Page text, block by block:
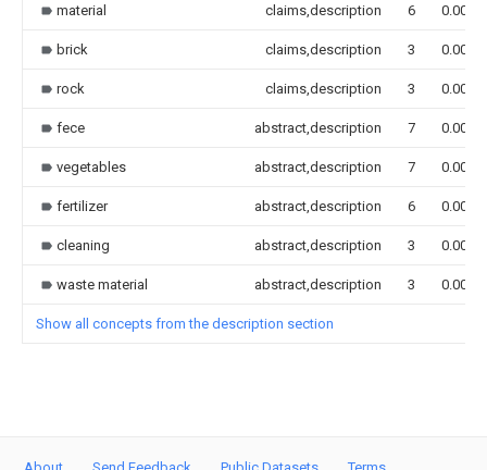
material claims,description 6 0.000
brick claims,description 3 0.000
rock claims,description 3 0.000
fece abstract,description 7 0.000
vegetables abstract,description 7 0.000
fertilizer abstract,description 6 0.000
cleaning abstract,description 3 0.000
waste material abstract,description 3 0.000
Show all concepts from the description section